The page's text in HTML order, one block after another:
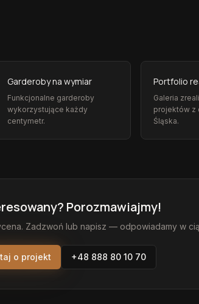
Garderoby na wymiar
Funkcjonalne garderoby
wykorzystujące każdy
centymetr.
Portfolio
Galeria
projektów z
Śląska.
Porozmawiajmy!
Zadzwoń lub napisz — odpowiadamy w
o projekt +48 888 80 10 70